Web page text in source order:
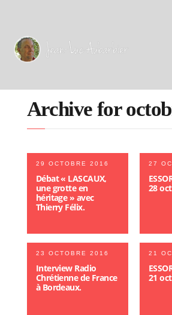
Archive for
29 OCTOBRE 2016
Débat « LASCAUX,
une grotte en
héritage » avec
Thierry Félix.
27
28
23 OCTOBRE 2016
Interview Radio
Chrétienne de France
à Bordeaux.
21
21